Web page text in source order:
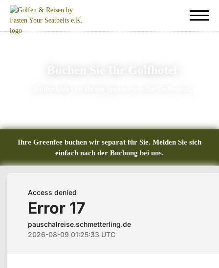
Buchen Sie Ihr Golfhotel
Ihre Greenfee buchen wir separat für Sie. Melden Sie sich
einfach nach der Buchung bei uns.